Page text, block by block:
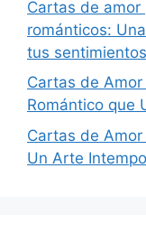
Cartas de amor
románticos:
tus sentimientos
Cartas de
Romántico que
Cartas de
Un Arte